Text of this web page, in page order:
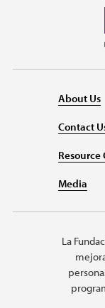
About Us
Contact
Resource
Media
La